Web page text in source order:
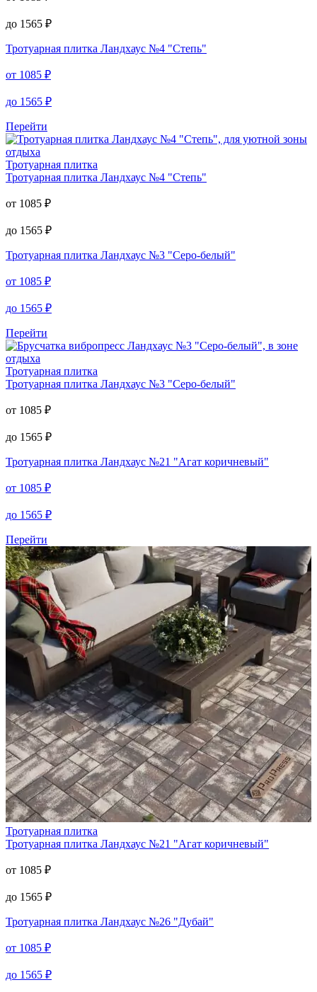
до 1565 ₽
Тротуарная плитка Ландхаус №4 "Степь"
от 1085 ₽
до 1565 ₽
Перейти
Тротуарная плитка
Тротуарная плитка Ландхаус №4 "Степь"
от 1085 ₽
до 1565 ₽
Тротуарная плитка Ландхаус №3 "Серо-белый"
от 1085 ₽
до 1565 ₽
Перейти
Тротуарная плитка
Тротуарная плитка Ландхаус №3 "Серо-белый"
от 1085 ₽
до 1565 ₽
Тротуарная плитка Ландхаус №21 "Агат коричневый"
от 1085 ₽
до 1565 ₽
Перейти
Тротуарная плитка
Тротуарная плитка Ландхаус №21 "Агат коричневый"
от 1085 ₽
до 1565 ₽
Тротуарная плитка Ландхаус №26 "Дубай"
от 1085 ₽
до 1565 ₽